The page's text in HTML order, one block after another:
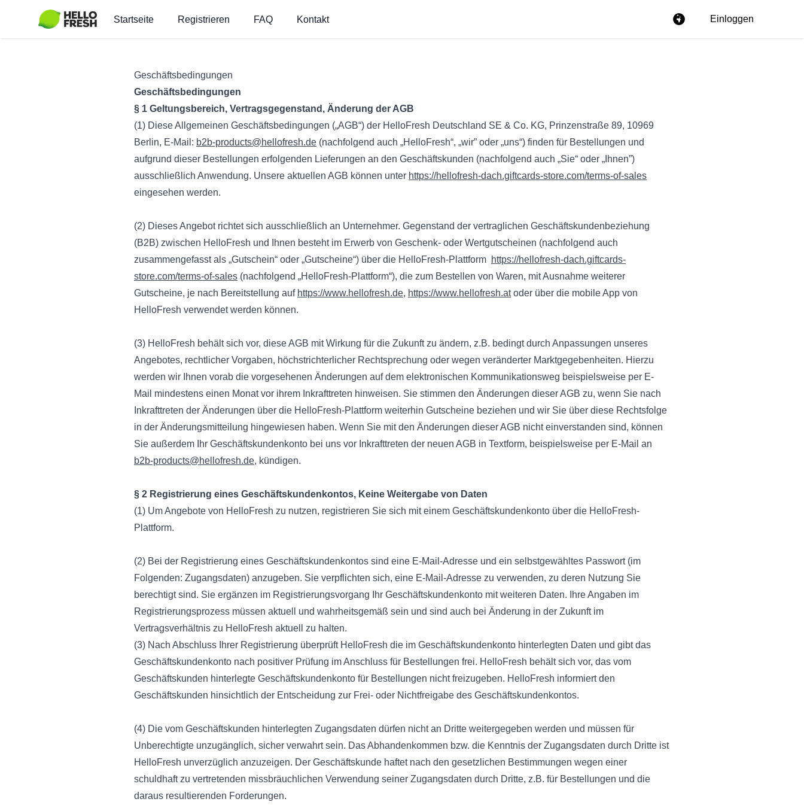
Startseite Registrieren FAQ Kontakt Einloggen
Geschäftsbedingungen
Geschäftsbedingungen
§ 1 Geltungsbereich, Vertragsgegenstand, Änderung der AGB
(1) Diese Allgemeinen Geschäftsbedingungen („AGB“) der HelloFresh Deutschland SE & Co. KG, Prinzenstraße 89, 10969
Berlin, E-Mail: b2b-products@hellofresh.de (nachfolgend auch „HelloFresh“, „wir” oder „uns“) finden für Bestellungen und
aufgrund dieser Bestellungen erfolgenden Lieferungen an den Geschäftskunden (nachfolgend auch „Sie“ oder „Ihnen”)
ausschließlich Anwendung. Unsere aktuellen AGB können unter https://hellofresh-dach.giftcards-store.com/terms-of-sales
eingesehen werden.
(2) Dieses Angebot richtet sich ausschließlich an Unternehmer. Gegenstand der vertraglichen Geschäftskundenbeziehung
(B2B) zwischen HelloFresh und Ihnen besteht im Erwerb von Geschenk- oder Wertgutscheinen (nachfolgend auch
zusammengefasst als „Gutschein“ oder „Gutscheine“) über die HelloFresh-Plattform https://hellofresh-dach.giftcards-
store.com/terms-of-sales (nachfolgend „HelloFresh-Plattform“), die zum Bestellen von Waren, mit Ausnahme weiterer
Gutscheine, je nach Bereitstellung auf https://www.hellofresh.de, https://www.hellofresh.atoder über die mobile App von
HelloFresh verwendet werden können.
(3) HelloFresh behält sich vor, diese AGB mit Wirkung für die Zukunft zu ändern, z.B. bedingt durch Anpassungen unseres
Angebotes, rechtlicher Vorgaben, höchstrichterlicher Rechtsprechung oder wegen veränderter Marktgegebenheiten. Hierzu
werden wir Ihnen vorab die vorgesehenen Änderungen auf dem elektronischen Kommunikationsweg beispielsweise per E-
Mail mindestens einen Monat vor ihrem Inkrafttreten hinweisen. Sie stimmen den Änderungen dieser AGB zu, wenn Sie nach
Inkrafttreten der Änderungen über die HelloFresh-Plattform weiterhin Gutscheine beziehen und wir Sie über diese Rechtsfolge
in der Änderungsmitteilung hingewiesen haben. Wenn Sie mit den Änderungen dieser AGB nicht einverstanden sind, können
Sie außerdem Ihr Geschäftskundenkonto bei uns vor Inkrafttreten der neuen AGB in Textform, beispielsweise per E-Mail an
b2b-products@hellofresh.de, kündigen.
§ 2 Registrierung eines Geschäftskundenkontos, Keine Weitergabe von Daten
(1) Um Angebote von HelloFresh zu nutzen, registrieren Sie sich mit einem Geschäftskundenkonto über die HelloFresh-
Plattform.
(2) Bei der Registrierung eines Geschäftskundenkontos sind eine E-Mail-Adresse und ein selbstgewähltes Passwort (im
Folgenden: Zugangsdaten) anzugeben. Sie verpflichten sich, eine E-Mail-Adresse zu verwenden, zu deren Nutzung Sie
berechtigt sind. Sie ergänzen im Registrierungsvorgang Ihr Geschäftskundenkonto mit weiteren Daten. Ihre Angaben im
Registrierungsprozess müssen aktuell und wahrheitsgemäß sein und sind auch bei Änderung in der Zukunft im
Vertragsverhältnis zu HelloFresh aktuell zu halten.
(3) Nach Abschluss Ihrer Registrierung überprüft HelloFresh die im Geschäftskundenkonto hinterlegten Daten und gibt das
Geschäftskundenkonto nach positiver Prüfung im Anschluss für Bestellungen frei. HelloFresh behält sich vor, das vom
Geschäftskunden hinterlegte Geschäftskundenkonto für Bestellungen nicht freizugeben. HelloFresh informiert den
Geschäftskunden hinsichtlich der Entscheidung zur Frei- oder Nichtfreigabe des Geschäftskundenkontos.
(4) Die vom Geschäftskunden hinterlegten Zugangsdaten dürfen nicht an Dritte weitergegeben werden und müssen für
Unberechtigte unzugänglich, sicher verwahrt sein. Das Abhandenkommen bzw. die Kenntnis der Zugangsdaten durch Dritte ist
HelloFresh unverzüglich anzuzeigen. Der Geschäftskunde haftet nach den gesetzlichen Bestimmungen wegen einer
schuldhaft zu vertretenden missbräuchlichen Verwendung seiner Zugangsdaten durch Dritte, z.B. für Bestellungen und die
daraus resultierenden Forderungen.